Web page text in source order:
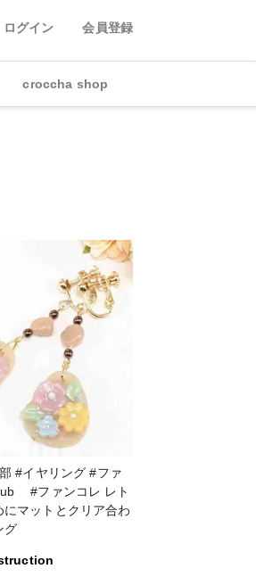
ログイン 会員登録
croccha shop
ファ
#ファンコレ レト
にマットとクリア合わ
グ